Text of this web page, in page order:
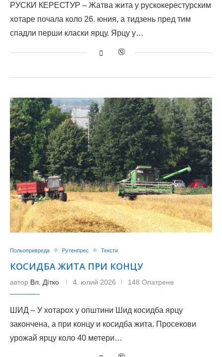
РУСКИ КЕРЕСТУР – Жатва жита у рускокерестурским
хотаре почала коло 26. юния, а тидзень пред тим
спадли перши класки ярцу. Ярцу у…
Польопривреда Рутенпрес Тексти
КОСИДБА ЖИТА ПРИ КОНЦУ
автор Вл. Дїтко 4. юлий 2026 148 Опатрене
ШИД – У хотарох у општини Шид косидба ярцу
закончена, а при концу и косидба жита. Просекови
урожай ярцу коло 40 метери…